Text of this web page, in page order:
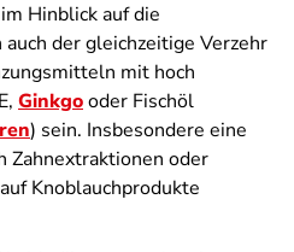
Hinblick auf die
der gleichzeitige Verzehr
mit hoch
Ginkgooder Fischöl
) sein. Insbesondere eine
Zahnextraktionen oder
Knoblauchprodukte